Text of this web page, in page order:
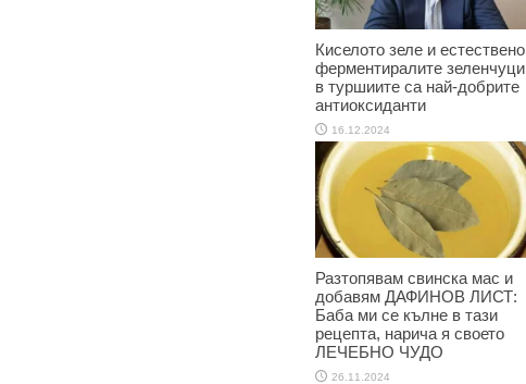
Киселото зеле и естествено
ферментиралите зеленчуци
в туршиите са най-добрите
антиоксиданти
16.12.2024
Разтопявам свинска мас и
добавям ДАФИНОВ ЛИСТ:
Баба ми се кълне в тази
рецепта, нарича я своето
ЛЕЧЕБНО ЧУДО
26.11.2024